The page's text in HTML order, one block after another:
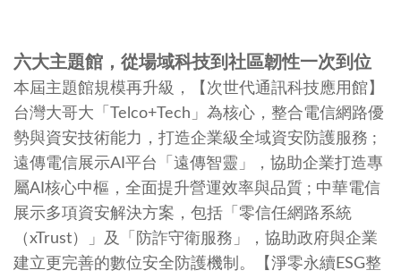
六大主題館，從場域科技到社區韌性一次到位
本屆主題館規模再升級，【次世代通訊科技應用館】
台灣大哥大「Telco+Tech」為核心，整合電信網路優
勢與資安技術能力，打造企業級全域資安防護服務 ;
遠傳電信展示AI平台「遠傳智靈」，協助企業打造專
屬AI核心中樞，全面提升營運效率與品質 ; 中華電信
展示多項資安解決方案，包括「零信任網路系統
（xTrust）」及「防詐守衛服務」，協助政府與企業
建立更完善的數位安全防護機制。【淨零永續ESG整